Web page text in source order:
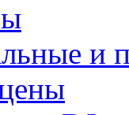
и